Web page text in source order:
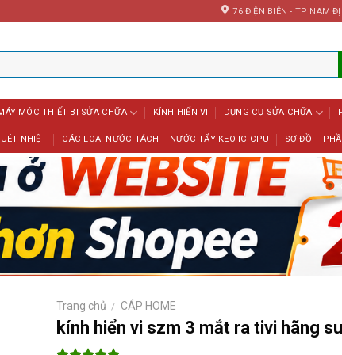
76 ĐIỆN BIÊN - TP NAM
MÓC THIẾT BỊ SỬA CHỮA KÍNH HIỂN VI DỤNG CỤ SỬA CHỮA
NHIỆT CÁC LOẠI NƯỚC TÁCH – NƯỚC TẨY KEO IC CPU SƠ ĐỒ –
Trang chủ / CÁP HOME
kính hiển vi szm 3 mắt ra tivi hãng